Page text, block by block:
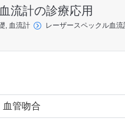
流計の診療応用
, 血流計 レーザースペックル血
血管吻合